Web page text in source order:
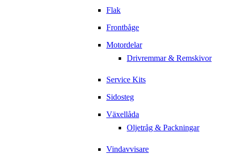
Flak
Frontbåge
Motordelar
Drivremmar & Remskivor
Service Kits
Sidosteg
Växellåda
Oljetråg & Packningar
Vindavvisare